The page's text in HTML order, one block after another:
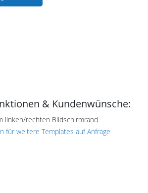
& Kundenwünsche:
linken/rechten Bildschirmrand
für weitere Templates auf Anfrage